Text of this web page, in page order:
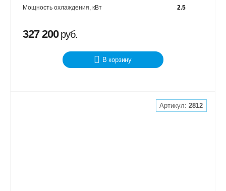
Мощность охлаждения, кВт
2.5
327 200руб.
В корзину
Артикул:2812